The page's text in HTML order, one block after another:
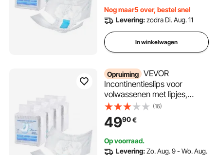
10)
Nog maar5 over, bestel snel
Levering:zodra Di. Aug. 11
In winkelwagen
Opruiming VEVOR
Incontinentieslips voor
volwassenen met lipjes,
incontinentieslips,
wegwerpbroekjes voor
volwassenen met lekvrije 3D-
vochtindicator - maat XL, 40
(16)
4990€
Op voorraad.
Levering:Zo. Aug. 9 - Wo. Aug.